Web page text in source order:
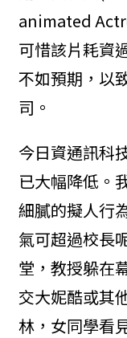
animated
可惜該片耗資
不如預期，以
司。
今日資通訊科
已大幅降低。
細膩的擬人行
氣可超過校長
堂，教授躲在
交大妮酷或其
林，女同學看